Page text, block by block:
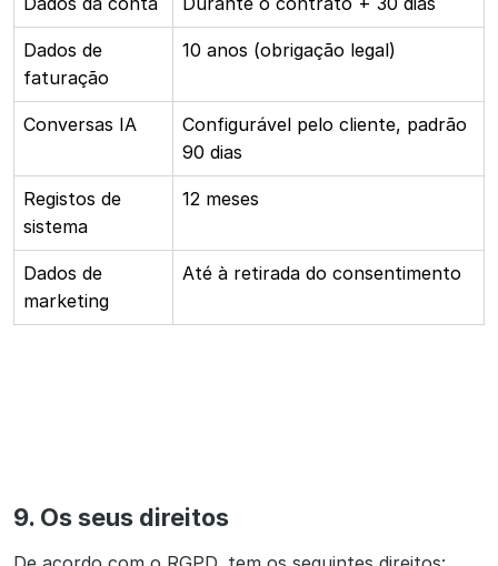
Dados de
faturação
10 anos (obrigação legal)
Conversas IA
Configurável pelo cliente, padrão
90 dias
Registos de
sistema
12 meses
Dados de
marketing
Até à retirada do consentimento
9. Os seus direitos